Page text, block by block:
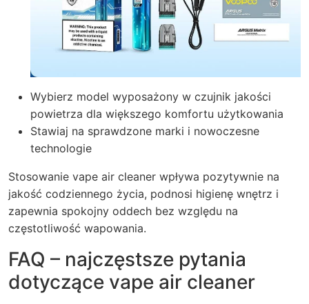
Wybierz model wyposażony w czujnik jakości
powietrza dla większego komfortu użytkowania
Stawiaj na sprawdzone marki i nowoczesne
technologie
Stosowanie vape air cleaner wpływa pozytywnie na
jakość codziennego życia, podnosi higienę wnętrz i
zapewnia spokojny oddech bez względu na
częstotliwość wapowania.
FAQ – najczęstsze pytania
dotyczące vape air cleaner